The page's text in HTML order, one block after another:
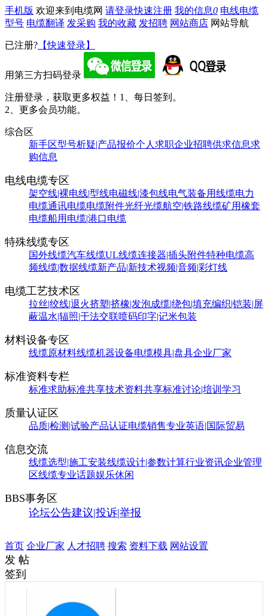
手机版 欢迎来到电缆网 请登录快速注册 我的信息0 电线电缆
型号 电缆翻译 发采购 我的收藏 发招聘 网站商店 网站导航
已注册? 【快速登录】
用第三方扫码登录
注册登录，获取更多权益！ 1、每日签到。
2、更多会员功能。
综合区
新手区型号析疑|产品报价个人求职企业招聘供求信息求
购信息
电线电缆专区
架空线|裸电线|型线电磁线|漆包线电气装备用线缆电力
电缆通讯电缆电缆附件光纤光缆航空|铁路线缆矿用橡套
电缆船用电缆|港口电缆
特殊线缆专区
国外线缆汽车线缆UL线缆连接器|插头附件特种电缆高
频线缆|数据线缆新产品|新技术视频|音频|彩灯线
电缆工艺技术区
拉丝|绞线|退火挤塑|挤橡|发泡成缆|绕包|填充编织|铠装|屏
蔽温水|辐照|干法交联喷码印字|记米包装
材料设备专区
线缆原材料线缆机器设备电缆模具|盘具企业厂家
标准资料专栏
标准求助标准共享技术资料共享标准讨论|培训学习
质量认证区
品质|检测|试验产品认证电缆销售专业英语|国际贸易
信息交流
线缆选型|施工安装线缆设计|参数计算行业资讯企业管理
区线缆专业话题娱乐休闲
BBS事务区
论坛公告建议|投诉|举报
首页 企业厂家 人才招聘 搜索 资料下载 网站设置
发 帖
签到